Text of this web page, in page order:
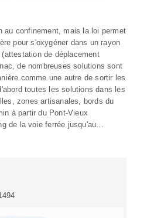
au confinement, mais la loi permet
pour s'oxygéner dans un rayon
de déplacement
de nombreuses solutions sont
comme une autre de sortir les
toutes les solutions dans les
zones artisanales, bords du
à partir du Pont-Vieux
de la voie ferrée jusqu'au...